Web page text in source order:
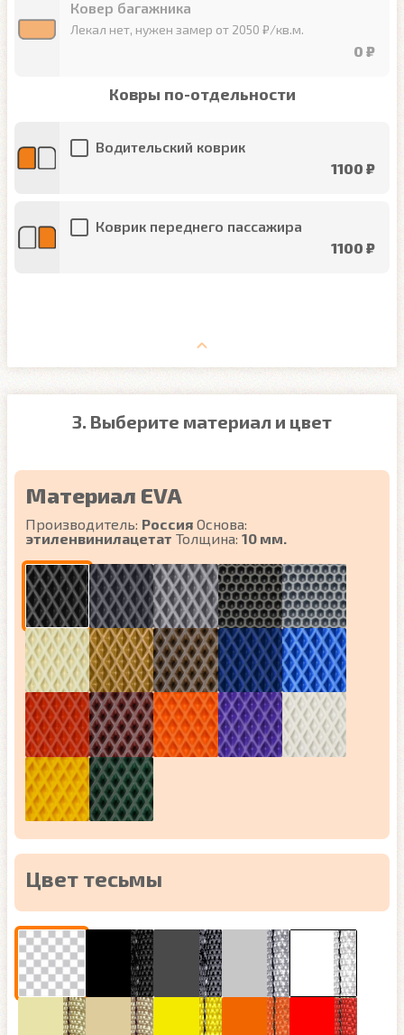
Ковер багажника
Лекал нет, нужен замер от 2050 ₽/кв.м.
0 ₽
Ковры по-отдельности
Водительский коврик
1100 ₽
Коврик переднего пассажира
1100 ₽
3. Выберите материал и цвет
Материал EVA
Производитель: Россия Основа:
этиленвинилацетат Толщина: 10 мм.
Цвет тесьмы